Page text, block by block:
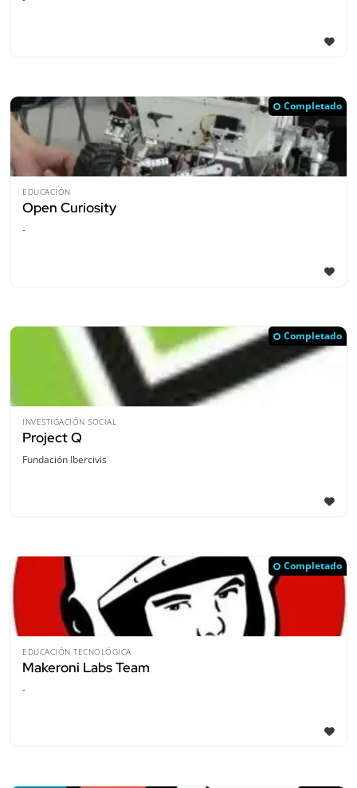
Completado
EDUCACIÓN
Open Curiosity
-
Completado
INVESTIGACIÓN SOCIAL
Project Q
Fundación Ibercivis
Completado
EDUCACIÓN TECNOLÓGICA
Makeroni Labs Team
-